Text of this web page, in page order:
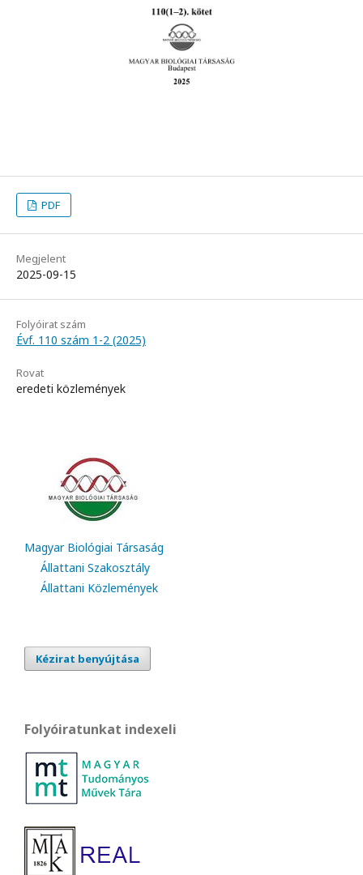
PDF
Megjelent
2025-09-15
Folyóirat szám
Évf. 110 szám 1-2 (2025)
Rovat
eredeti közlemények
Magyar Biológiai Társaság
Állattani Szakosztály
Állattani Közlemények
Kézirat benyújtása
Folyóiratunkat indexeli